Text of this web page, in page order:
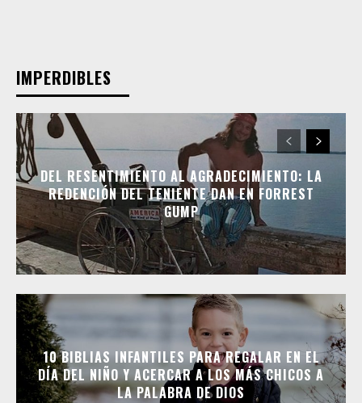
IMPERDIBLES
DEL RESENTIMIENTO AL AGRADECIMIENTO: LA
REDENCIÓN DEL TENIENTE DAN EN FORREST
GUMP
10 BIBLIAS INFANTILES PARA REGALAR EN EL
DÍA DEL NIÑO Y ACERCAR A LOS MÁS CHICOS A
LA PALABRA DE DIOS